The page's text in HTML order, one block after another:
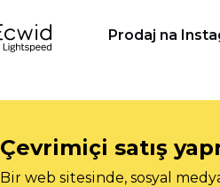
Prodaj na
Çevrimiçi satış
Bir web sitesinde, sosyal